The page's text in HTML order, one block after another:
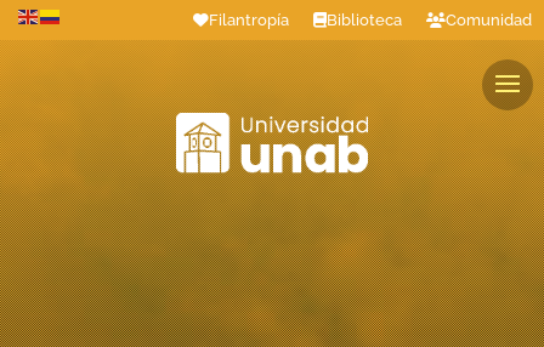
Filantropía Biblioteca Comunidad
Estudiantes Profesores Colaboradores Graduados